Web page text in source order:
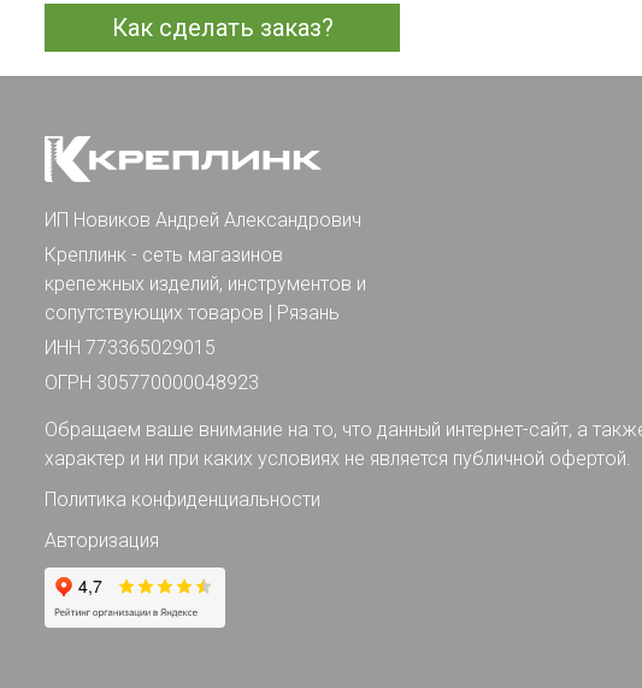
Как сделать заказ?
ИП Новиков Андрей Александрович
Креплинк - сеть магазинов
крепежных изделий, инструментов и
сопутствующих товаров | Рязань
ИНН 773365029015
ОГРН 305770000048923
Обращаем ваше внимание на то, что данный интернет-сайт, а
характер и ни при каких условиях не является публичной офертой.
Политика конфиденциальности
Авторизация